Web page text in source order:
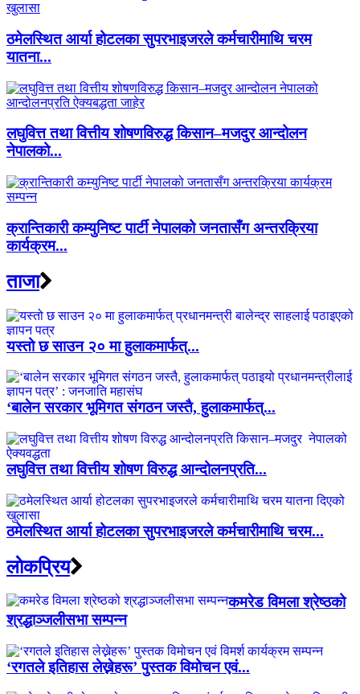
ठमेलस्थित आर्या होटलका सुपरभाइजरले कर्मचारीमाथि चरम
यातना...
लघुवित्त तथा वित्तीय शोषणविरुद्ध किसान–मजदुर आन्दोलन
नेपालको...
क्रान्तिकारी कम्युनिष्ट पार्टी नेपालको जनतासँग अन्तरक्रिया
कार्यक्रम...
ताजा
यस्तो छ साउन २० मा हुलाकमार्फत्...
‘बालेन सरकार भूमिगत संगठन जस्तै, हुलाकमार्फत्...
लघुवित्त तथा वित्तीय शोषण विरुद्ध आन्दोलनप्रति...
ठमेलस्थित आर्या होटलका सुपरभाइजरले कर्मचारीमाथि चरम...
लाेकप्रिय
कमरेड विमला श्रेष्ठको
श्रद्धाञ्जलीसभा सम्पन्न
‘रगतले इतिहास लेख्नेहरू’ पुस्तक विमोचन एवं...